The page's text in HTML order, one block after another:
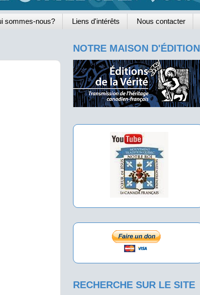
sommes-nous? Liens d'intérêts Nous contacter
NOTRE MAISON D'ÉDITION
RECHERCHE SUR LE SITE